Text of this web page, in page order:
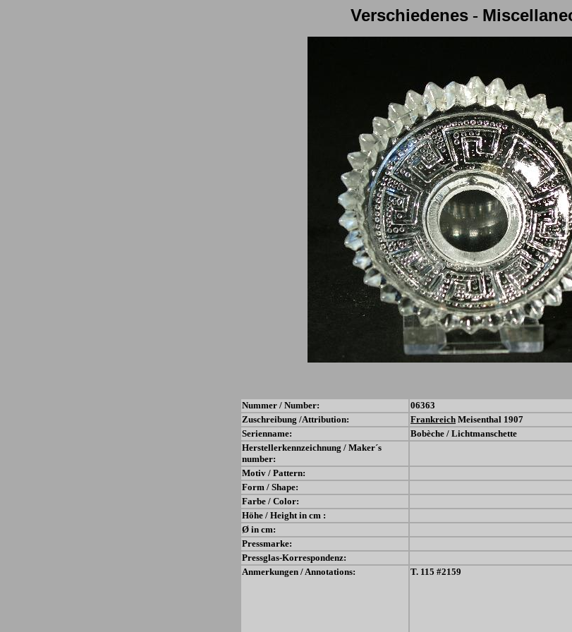
Verschiedenes-
Nummer / Number:
06363
Zuschreibung /Attribution:
Frankreich Meisenthal 1907
Serienname:
Bobèche / Lichtmanschette
Herstellerkennzeichnung / Maker´s
number:
Motiv / Pattern:
Form / Shape:
Farbe / Color:
Höhe / Height in cm :
Ø in cm:
Pressmarke:
Pressglas-Korrespondenz:
Anmerkungen / Annotations:
T. 115 #2159